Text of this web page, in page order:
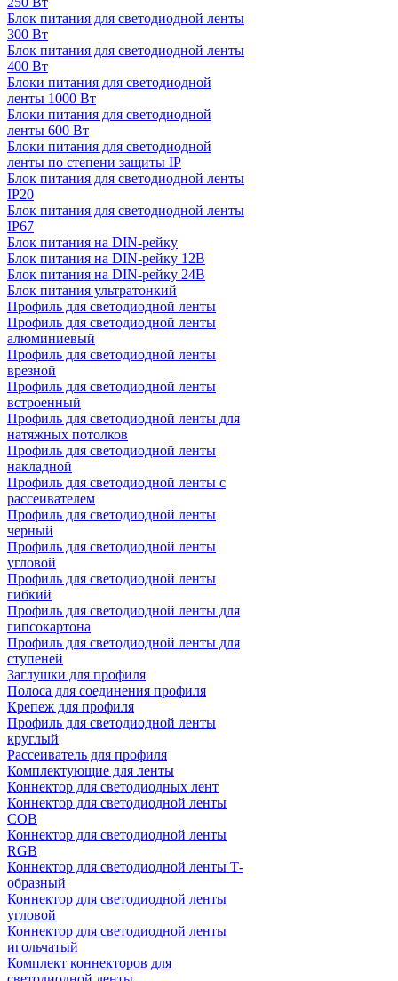
Блок питания для светодиодной ленты
300 Вт
Блок питания для светодиодной ленты
400 Вт
Блоки питания для светодиодной
ленты 1000 Вт
Блоки питания для светодиодной
ленты 600 Вт
Блоки питания для светодиодной
ленты по степени защиты IP
Блок питания для светодиодной ленты
IP20
Блок питания для светодиодной ленты
IP67
Блок питания на DIN-рейку
Блок питания на DIN-рейку 12В
Блок питания на DIN-рейку 24В
Блок питания ультратонкий
Профиль для светодиодной ленты
Профиль для светодиодной ленты
алюминиевый
Профиль для светодиодной ленты
врезной
Профиль для светодиодной ленты
встроенный
Профиль для светодиодной ленты для
натяжных потолков
Профиль для светодиодной ленты
накладной
Профиль для светодиодной ленты с
рассеивателем
Профиль для светодиодной ленты
черный
Профиль для светодиодной ленты
угловой
Профиль для светодиодной ленты
гибкий
Профиль для светодиодной ленты для
гипсокартона
Профиль для светодиодной ленты для
ступеней
Заглушки для профиля
Полоса для соединения профиля
Крепеж для профиля
Профиль для светодиодной ленты
круглый
Рассеиватель для профиля
Комплектующие для ленты
Коннектор для светодиодных лент
Коннектор для светодиодной ленты
COB
Коннектор для светодиодной ленты
RGB
Коннектор для светодиодной ленты Т-
образный
Коннектор для светодиодной ленты
угловой
Коннектор для светодиодной ленты
игольчатый
Комплект коннекторов для